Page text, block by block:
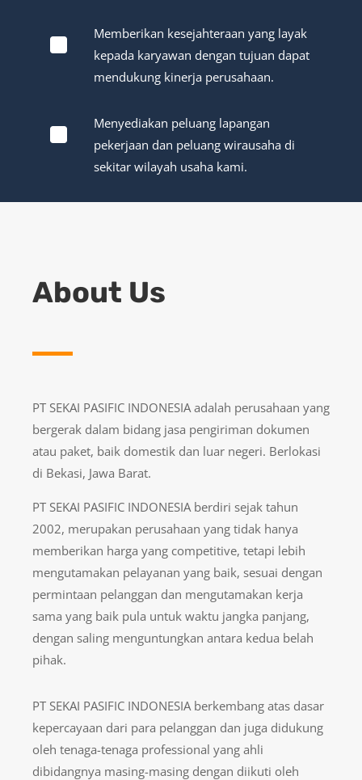
^
Memberikan kesejahteraan yang layak
kepada karyawan dengan tujuan dapat
mendukung kinerja perusahaan.
^
Menyediakan peluang lapangan
pekerjaan dan peluang wirausaha di
sekitar wilayah usaha kami.
About Us
PT SEKAI PASIFIC INDONESIA adalah perusahaan yang
bergerak dalam bidang jasa pengiriman dokumen
atau paket, baik domestik dan luar negeri. Berlokasi
di Bekasi, Jawa Barat.
PT SEKAI PASIFIC INDONESIA berdiri sejak tahun
2002, merupakan perusahaan yang tidak hanya
memberikan harga yang competitive, tetapi lebih
mengutamakan pelayanan yang baik, sesuai dengan
permintaan pelanggan dan mengutamakan kerja
sama yang baik pula untuk waktu jangka panjang,
dengan saling menguntungkan antara kedua belah
pihak.
PT SEKAI PASIFIC INDONESIA berkembang atas dasar
kepercayaan dari para pelanggan dan juga didukung
oleh tenaga-tenaga professional yang ahli
dibidangnya masing-masing dengan diikuti oleh